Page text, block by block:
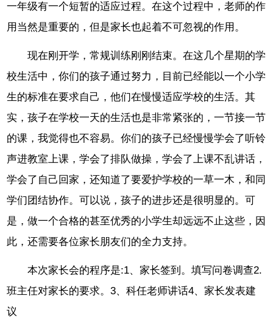
一年级有一个短暂的适应过程。在这个过程中，老师的作
用当然是重要的，但是家长也起着不可忽视的作用。
现在刚开学，常规训练刚刚结束。在这几个星期的学
校生活中，你们的孩子通过努力，目前已经能以一个小学
生的标准在要求自己，他们在慢慢适应学校的生活。其
实，孩子在学校一天的生活也是非常紧张的，一节接一节
的课，我觉得也不容易。你们的孩子已经慢慢学会了听铃
声进教室上课，学会了排队做操，学会了上课不乱讲话，
学会了自己回家，还知道了要爱护学校的一草一木，和同
学们团结协作。可以说，孩子的进步还是很明显的。可
是，做一个合格的甚至优秀的小学生却远远不止这些，因
此，还需要各位家长朋友们的全力支持。
本次家长会的程序是:1、家长签到。填写问卷调查2.
班主任对家长的要求。3、科任老师讲话4、家长发表建
议